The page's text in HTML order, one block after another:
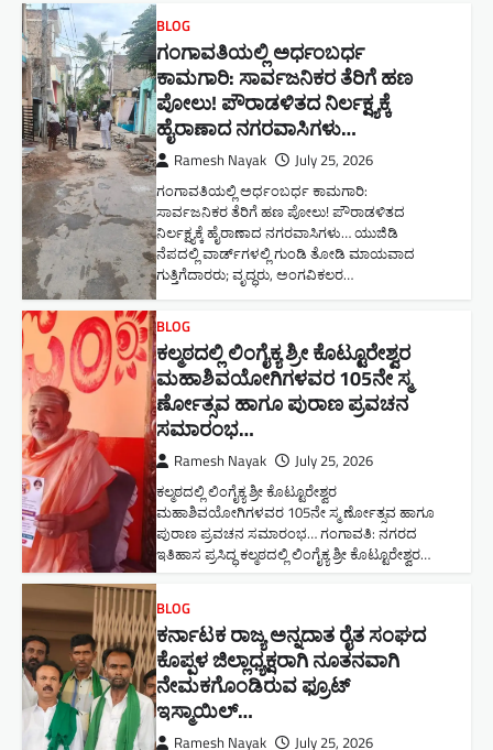
BLOG
ಗಂಗಾವತಿಯಲ್ಲಿ ಅರ್ಧಂಬರ್ಧ
ಕಾಮಗಾರಿ: ಸಾರ್ವಜನಿಕರ ತೆರಿಗೆ ಹಣ
ಪೋಲು! ಪೌರಾಡಳಿತದ ನಿರ್ಲಕ್ಷ್ಯಕ್ಕೆ
ಹೈರಾಣಾದ ನಗರವಾಸಿಗಳು​…
Ramesh Nayak July 25, 2026
ಗಂಗಾವತಿಯಲ್ಲಿ ಅರ್ಧಂಬರ್ಧ ಕಾಮಗಾರಿ:
ಸಾರ್ವಜನಿಕರ ತೆರಿಗೆ ಹಣ ಪೋಲು! ಪೌರಾಡಳಿತದ
ನಿರ್ಲಕ್ಷ್ಯಕ್ಕೆ ಹೈರಾಣಾದ ನಗರವಾಸಿಗಳು​… ಯುಜಿಡಿ
ನೆಪದಲ್ಲಿ ವಾರ್ಡ್‌ಗಳಲ್ಲಿ ಗುಂಡಿ ತೋಡಿ ಮಾಯವಾದ
ಗುತ್ತಿಗೆದಾರರು; ವೃದ್ಧರು, ಅಂಗವಿಕಲರ…
BLOG
ಕಲ್ಮಠದಲ್ಲಿ ಲಿಂಗೈಕ್ಯ ಶ್ರೀ ಕೊಟ್ಟೂರೇಶ್ವರ
ಮಹಾಶಿವಯೋಗಿಗಳವರ 105ನೇ ಸ್ಮ
ರ್ಣೋತ್ಸವ ಹಾಗೂ ಪುರಾಣ ಪ್ರವಚನ
ಸಮಾರಂಭ​…
Ramesh Nayak July 25, 2026
ಕಲ್ಮಠದಲ್ಲಿ ಲಿಂಗೈಕ್ಯ ಶ್ರೀ ಕೊಟ್ಟೂರೇಶ್ವರ
ಮಹಾಶಿವಯೋಗಿಗಳವರ 105ನೇ ಸ್ಮ ರ್ಣೋತ್ಸವ ಹಾಗೂ
ಪುರಾಣ ಪ್ರವಚನ ಸಮಾರಂಭ​… ಗಂಗಾವತಿ: ನಗರದ
ಇತಿಹಾಸ ಪ್ರಸಿದ್ಧ ಕಲ್ಮಠದಲ್ಲಿ ಲಿಂಗೈಕ್ಯ ಶ್ರೀ ಕೊಟ್ಟೂರೇಶ್ವರ…
BLOG
ಕರ್ನಾಟಕ ರಾಜ್ಯ ಅನ್ನದಾತ ರೈತ ಸಂಘದ
ಕೊಪ್ಪಳ ಜಿಲ್ಲಾಧ್ಯಕ್ಷರಾಗಿ ನೂತನವಾಗಿ
ನೇಮಕಗೊಂಡಿರುವ ಫ್ರೂಟ್
ಇಸ್ಮಾಯಿಲ್…
Ramesh Nayak July 25, 2026